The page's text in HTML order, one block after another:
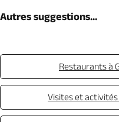
Autres suggestions...
Restaurants à
Visites et activités